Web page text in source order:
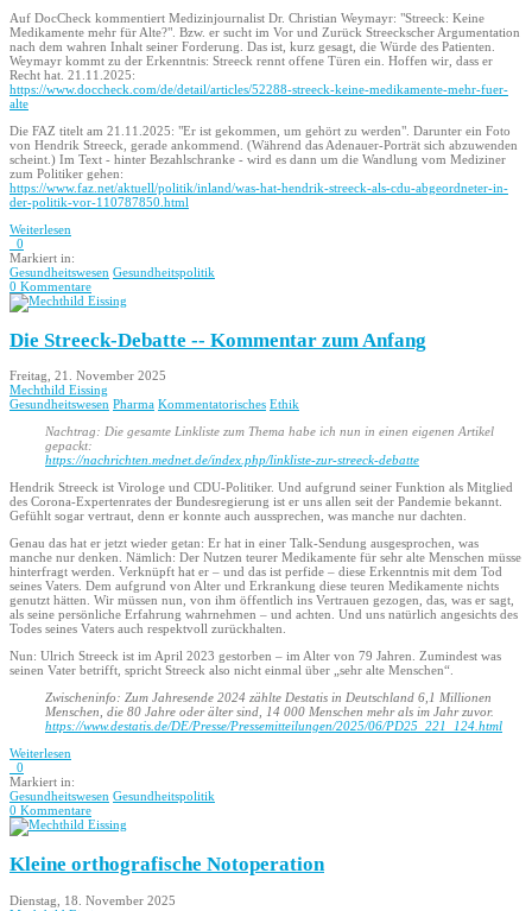
Auf DocCheck kommentiert Medizinjournalist Dr. Christian Weymayr: "Streeck: Keine
Medikamente mehr für Alte?". Bzw. er sucht im Vor und Zurück Streeckscher Argumentation
nach dem wahren Inhalt seiner Forderung. Das ist, kurz gesagt, die Würde des Patienten.
Weymayr kommt zu der Erkenntnis: Streeck rennt offene Türen ein. Hoffen wir, dass er
Recht hat. 21.11.2025:
https://www.doccheck.com/de/detail/articles/52288-streeck-keine-medikamente-mehr-fuer-
alte
Die FAZ titelt am 21.11.2025: "Er ist gekommen, um gehört zu werden". Darunter ein Foto
von Hendrik Streeck, gerade ankommend. (Während das Adenauer-Porträt sich abzuwenden
scheint.) Im Text - hinter Bezahlschranke - wird es dann um die Wandlung vom Mediziner
zum Politiker gehen:
https://www.faz.net/aktuell/politik/inland/was-hat-hendrik-streeck-als-cdu-abgeordneter-in-
der-politik-vor-110787850.html
Weiterlesen
0
Markiert in:
Gesundheitswesen Gesundheitspolitik
0 Kommentare
Die Streeck-Debatte -- Kommentar zum Anfang
Freitag, 21. November 2025
Mechthild Eissing
Gesundheitswesen Pharma Kommentatorisches Ethik
Nachtrag: Die gesamte Linkliste zum Thema habe ich nun in einen eigenen Artikel
gepackt:
https://nachrichten.mednet.de/index.php/linkliste-zur-streeck-debatte
Hendrik Streeck ist Virologe und CDU-Politiker. Und aufgrund seiner Funktion als Mitglied
des Corona-Expertenrates der Bundesregierung ist er uns allen seit der Pandemie bekannt.
Gefühlt sogar vertraut, denn er konnte auch aussprechen, was manche nur dachten.
Genau das hat er jetzt wieder getan: Er hat in einer Talk-Sendung ausgesprochen, was
manche nur denken. Nämlich: Der Nutzen teurer Medikamente für sehr alte Menschen müsse
hinterfragt werden. Verknüpft hat er – und das ist perfide – diese Erkenntnis mit dem Tod
seines Vaters. Dem aufgrund von Alter und Erkrankung diese teuren Medikamente nichts
genutzt hätten. Wir müssen nun, von ihm öffentlich ins Vertrauen gezogen, das, was er sagt,
als seine persönliche Erfahrung wahrnehmen – und achten. Und uns natürlich angesichts des
Todes seines Vaters auch respektvoll zurückhalten.
Nun: Ulrich Streeck ist im April 2023 gestorben – im Alter von 79 Jahren. Zumindest was
seinen Vater betrifft, spricht Streeck also nicht einmal über „sehr alte Menschen“.
Zwischeninfo: Zum Jahresende 2024 zählte Destatis in Deutschland 6,1 Millionen
Menschen, die 80 Jahre oder älter sind, 14 000 Menschen mehr als im Jahr zuvor.
https://www.destatis.de/DE/Presse/Pressemitteilungen/2025/06/PD25_221_124.html
Weiterlesen
0
Markiert in:
Gesundheitswesen Gesundheitspolitik
0 Kommentare
Kleine orthografische Notoperation
Dienstag, 18. November 2025